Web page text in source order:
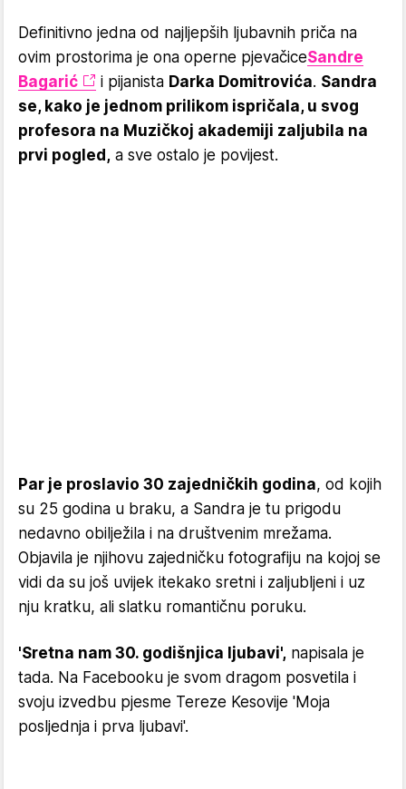
Definitivno jedna od najljepših ljubavnih priča na
ovim prostorima je ona operne pjevačiceSandre
Bagarić
i pijanista Darka Domitrovića. Sandra
se, kako je jednom prilikom ispričala, u svog
profesora na Muzičkoj akademiji zaljubila na
prvi pogled, a sve ostalo je povijest.
Par je proslavio 30 zajedničkih godina, od kojih
su 25 godina u braku, a Sandra je tu prigodu
nedavno obilježila i na društvenim mrežama.
Objavila je njihovu zajedničku fotografiju na kojoj se
vidi da su još uvijek itekako sretni i zaljubljeni i uz
nju kratku, ali slatku romantičnu poruku.
'Sretna nam 30. godišnjica ljubavi', napisala je
tada. Na Facebooku je svom dragom posvetila i
svoju izvedbu pjesme Tereze Kesovije 'Moja
posljednja i prva ljubavi'.